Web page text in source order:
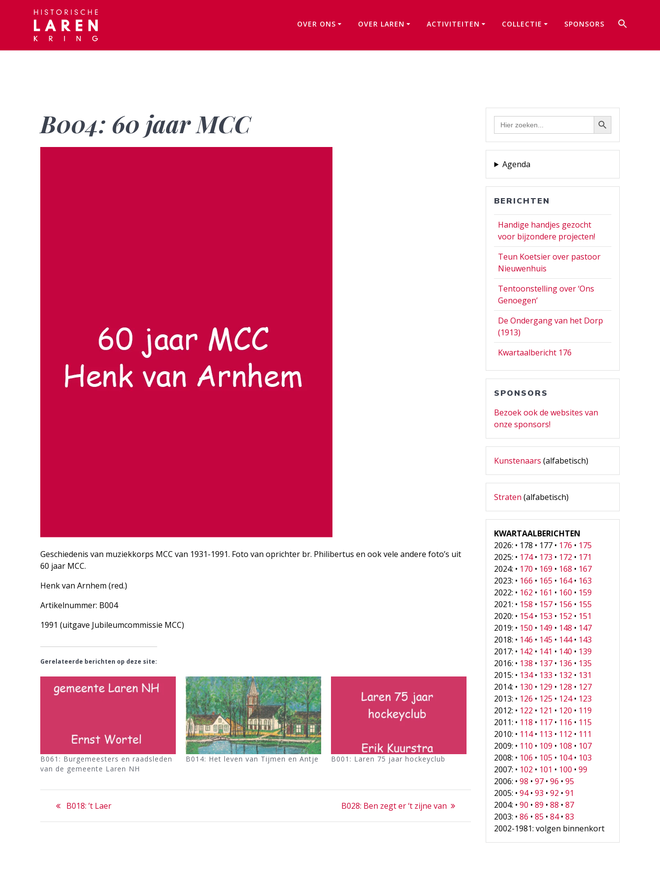
OVER ONS OVER LAREN ACTIVITEITEN COLLECTIE SPONSORS
B004: 60 jaar MCC
Geschiedenis van muziekkorps MCC van 1931-1991. Foto van oprichter br. Philibertus en ook vele andere foto’s uit
60 jaar MCC.
Henk van Arnhem (red.)
Artikelnummer: B004
1991 (uitgave Jubileumcommissie MCC)
Gerelateerde berichten op deze site:
B061: Burgemeesters en raadsleden
van de gemeente Laren NH
B014: Het leven van Tijmen en Antje B001: Laren 75 jaar hockeyclub
Bericht
navigatie
Previous
B018: ’t Laer
Next
B028: Ben zegt er ‘t zijne van
Zoek
naar:
Zoekknop
Agenda
BERICHTEN
Handige handjes gezocht
voor bijzondere projecten!
Teun Koetsier over pastoor
Nieuwenhuis
Tentoonstelling over ‘Ons
Genoegen’
De Ondergang van het Dorp
(1913)
Kwartaalbericht 176
SPONSORS
Bezoek ook de websites van
onze sponsors!
Kunstenaars (alfabetisch)
Straten (alfabetisch)
KWARTAALBERICHTEN
2026: • 178 • 177 • 176 • 175
2025: • 174• 173 • 172 • 171
2024: • 170 • 169 • 168 • 167
2023: • 166 • 165 • 164• 163
2022: • 162 • 161 • 160 • 159
2021: • 158 • 157 • 156 • 155
2020: • 154• 153 • 152 • 151
2019: • 150 • 149 • 148 • 147
2018: • 146 • 145 • 144• 143
2017: • 142 • 141 • 140 • 139
2016: • 138 • 137 • 136 • 135
2015: • 134• 133 • 132 • 131
2014: • 130 • 129 • 128 • 127
2013: • 126 • 125 • 124• 123
2012: • 122 • 121 • 120 • 119
2011: • 118 • 117 • 116 • 115
2010: • 114• 113 • 112 • 111
2009: • 110 • 109 • 108 • 107
2008: • 106 • 105 • 104• 103
2007: • 102 • 101 • 100 •99
2006: •98 •97 •96 •95
2005: •94•93 •92 •91
2004: •90 •89 •88 •87
2003: •86 •85 •84•83
2002-1981: volgen binnenkort